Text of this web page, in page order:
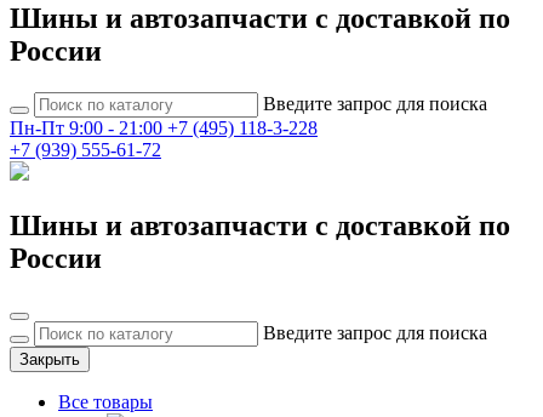
Шины и автозапчасти с доставкой по
России
Введите запрос для поиска
Пн-Пт 9:00 - 21:00 +7 (495) 118-3-228
+7 (939) 555-61-72
Шины и автозапчасти с доставкой по
России
Введите запрос для поиска
Закрыть
Все товары